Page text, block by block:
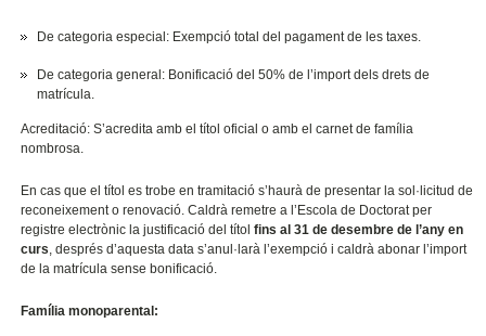
De categoria especial: Exempció total del pagament de les taxes.
De categoria general: Bonificació del 50% de l’import dels drets de
matrícula.
Acreditació: S’acredita amb el títol oficial o amb el carnet de família
nombrosa.
En cas que el títol es trobe en tramitació s’haurà de presentar la sol·licitud de
reconeixement o renovació. Caldrà remetre a l’Escola de Doctorat per
registre electrònic la justificació del títolfins al 31 de desembre de l’any en
curs, després d’aquesta data s’anul·larà l’exempció i caldrà abonar l’import
de la matrícula sense bonificació.
Família monoparental: